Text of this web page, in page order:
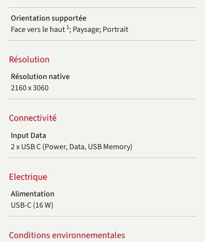
Orientation supportée
Face vers le haut 1; Paysage; Portrait
Résolution
Résolution native
2160 x 3060
Connectivité
Input Data
2 x USB C (Power, Data, USB Memory)
Electrique
Alimentation
USB-C (16 W)
Conditions environnementales